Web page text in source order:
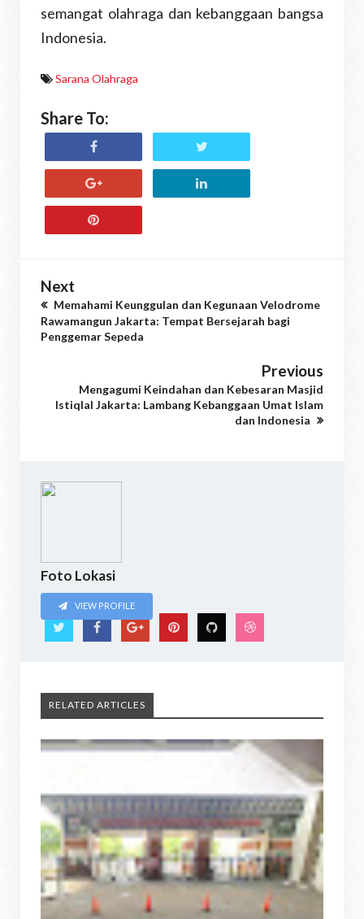
semangat olahraga dan kebanggaan bangsa
Indonesia.
Sarana Olahraga
Share To:
Next
Memahami Keunggulan dan Kegunaan Velodrome
Rawamangun Jakarta: Tempat Bersejarah bagi
Penggemar Sepeda
Previous
Mengagumi Keindahan dan Kebesaran Masjid
Istiqlal Jakarta: Lambang Kebanggaan Umat Islam
dan Indonesia
Foto Lokasi
VIEW PROFILE
RELATED ARTICLES